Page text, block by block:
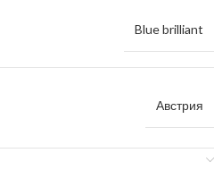
Blue brilliant
Австрия